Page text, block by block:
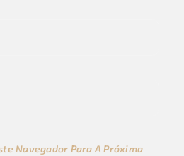
Navegador Para A Próxima